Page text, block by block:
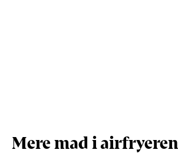
Mere mad i airfryeren